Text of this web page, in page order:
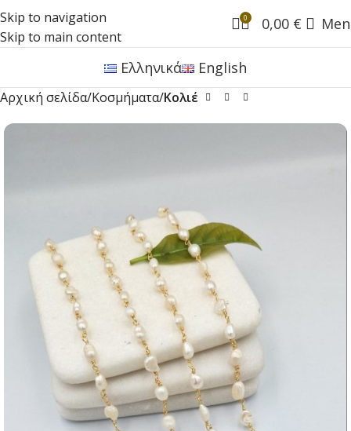
Skip to navigation
Skip to main content
0 0,00 €
Ελληνικά English
Αρχική σελίδα Κοσμήματα Κολιέ